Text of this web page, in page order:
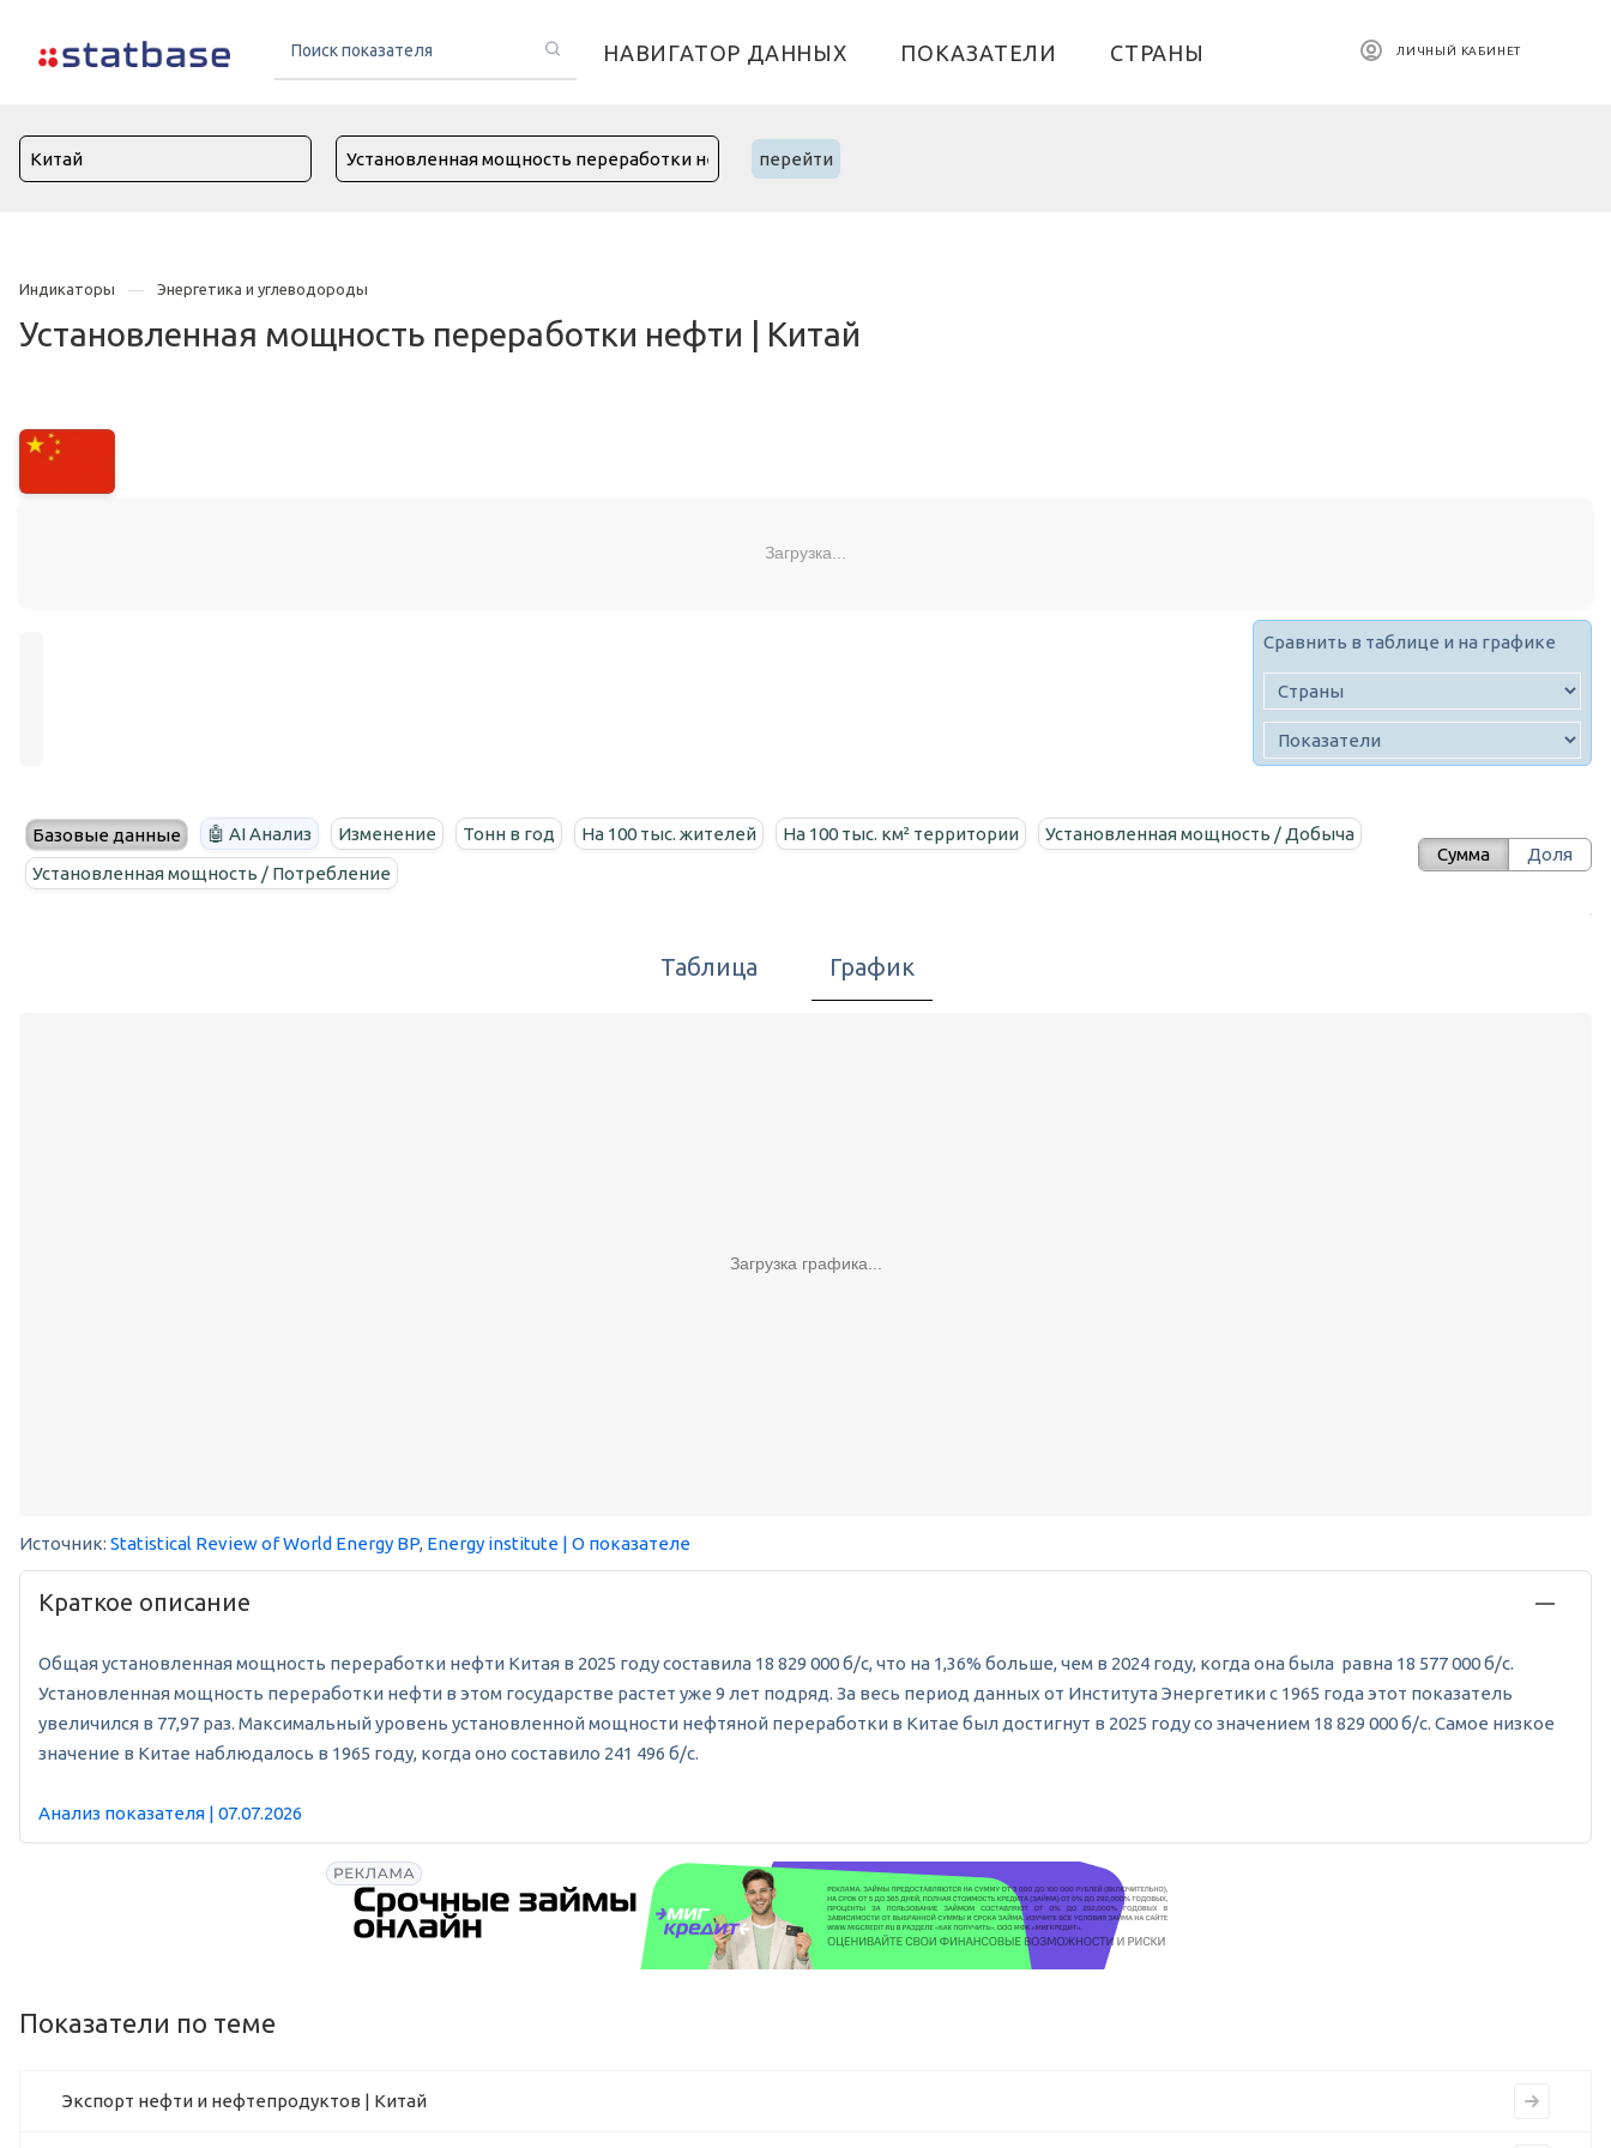
НАВИГАТОР ДАННЫХ ПОКАЗАТЕЛИ СТРАНЫ ЛИЧНЫЙ КАБИНЕТ
перейти
Индикаторы Энергетика и углеводороды
Установленная мощность переработки нефти | Китай
Загрузка...
Сравнить в таблице и на графике
Базовые данные 🤖 AI Анализ Изменение Тонн в год На 100 тыс. жителей На 100 тыс. км² территории
Установленная мощность / Добыча
Установленная мощность / Потребление
Сумма Доля
Таблица График
Загрузка графика...
Источник: Statistical Review of World Energy BP, Energy institute | О показателе
Краткое описание
Общая установленная мощность переработки нефти Китая в 2025 году составила 18 829 000 б/c, что на 1,36% больше, чем в 2024 году, когда она была равна 18 577 000 б/c.
Установленная мощность переработки нефти в этом государстве растет уже 9 лет подряд. За весь период данных от Института Энергетики с 1965 года этот показатель
увеличился в 77,97 раз. Максимальный уровень установленной мощности нефтяной переработки в Китае был достигнут в 2025 году со значением 18 829 000 б/c. Самое низкое
значение в Китае наблюдалось в 1965 году, когда оно составило 241 496 б/c.
Анализ показателя | 07.07.2026
Показатели по теме
Экспорт нефти и нефтепродуктов | Китай